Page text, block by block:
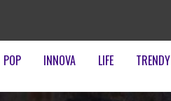
POP INNOVA LIFE TRENDY